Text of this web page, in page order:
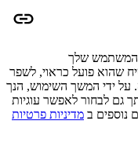
המשתמש שלך
שהוא פועל כראוי, לשפר
ידי המשך השימוש, הנך
גם לבחור לאפשר עוגיות
נוספים ב מדיניות פרטיות